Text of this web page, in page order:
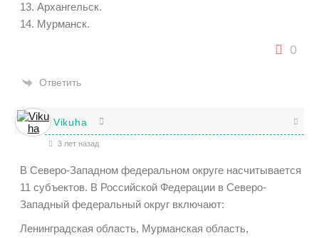
13. Архангельск.
14. Мурманск.
0
Ответить
Vikuha
3 лет назад
В Северо-Западном федеральном округе насчитывается
11 субъектов. В Российской Федерации в Северо-
Западный федеральный округ включают:
Ленинградская область, Мурманская область,